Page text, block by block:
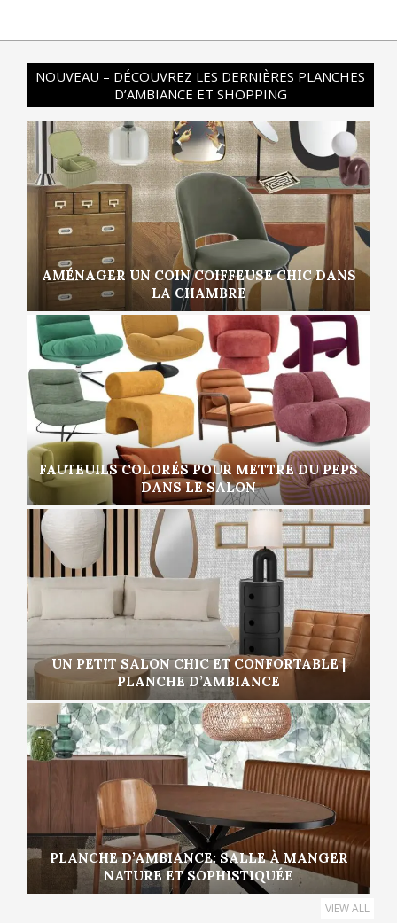
NOUVEAU – DÉCOUVREZ LES DERNIÈRES PLANCHES
D’AMBIANCE ET SHOPPING
AMÉNAGER UN COIN COIFFEUSE CHIC DANS
LA CHAMBRE
FAUTEUILS COLORÉS POUR METTRE DU PEPS
DANS LE SALON
UN PETIT SALON CHIC ET CONFORTABLE |
PLANCHE D’AMBIANCE
PLANCHE D’AMBIANCE: SALLE À MANGER
NATURE ET SOPHISTIQUÉE
VIEW ALL